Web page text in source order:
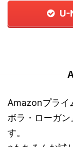
U-
Amazonプライ
ボラ・ローガン
す。